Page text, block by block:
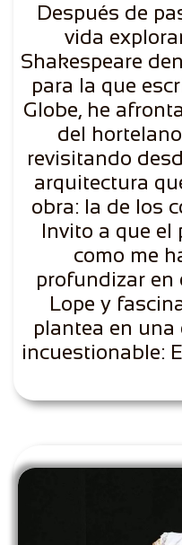
Después de
vida
Shakespeare
para la que
Globe, he
del
revisitando
arquitectura
obra: la de los
Invito a que el
como me
profundizar en
Lope y
plantea en
incuestionable: